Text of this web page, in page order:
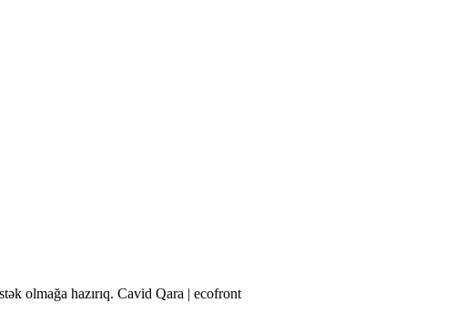
olmağa hazırıq. Cavid Qara | ecofront